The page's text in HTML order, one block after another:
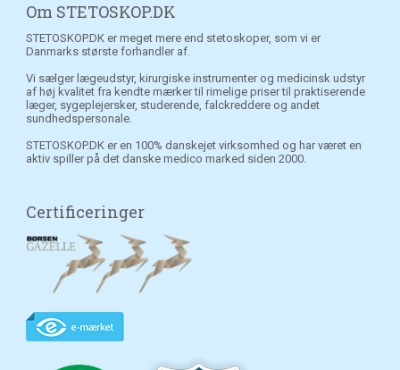
Om STETOSKOP.DK
STETOSKOP.DK er meget mere end stetoskoper, som vi er
Danmarks største forhandler af.
Vi sælger lægeudstyr, kirurgiske instrumenter og medicinsk udstyr
af høj kvalitet fra kendte mærker til rimelige priser til praktiserende
læger, sygeplejersker, studerende, falckreddere og andet
sundhedspersonale.
STETOSKOP.DK er en 100% danskejet virksomhed og har været en
aktiv spiller på det danske medico marked siden 2000.
Certificeringer